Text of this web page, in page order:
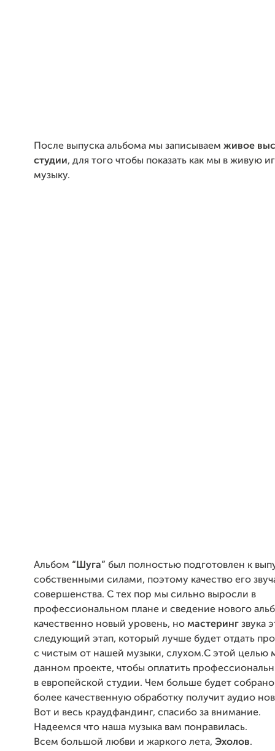
После выпуска альбома мы записываем живое
студии, для того чтобы показать как мы в живую
музыку.
Альбом “Шуга” был полностью подготовлен к
собственными силами, поэтому качество его
совершенства. С тех пор мы сильно выросли в
профессиональном плане и сведение нового
качественно новый уровень, но мастеринг звука
следующий этап, который лучше будет отдать
с чистым от нашей музыки, слухом.С этой целью
данном проекте, чтобы оплатить
в европейской студии. Чем больше будет
более качественную обработку получит аудио
Вот и весь краудфандинг, спасибо за внимание.
Надеемся что наша музыка вам понравилась.
Всем большой любви и жаркого лета, Эхолов.